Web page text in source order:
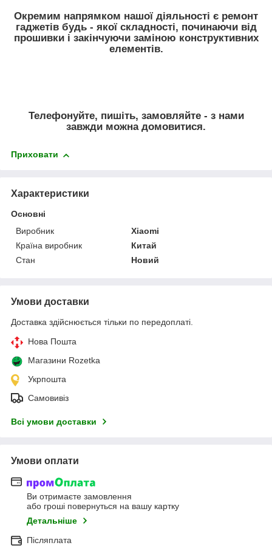
Окремим напрямком нашої діяльності є ремонт
гаджетів будь - якої складності, починаючи від
прошивки і закінчуючи заміною конструктивних
елементів.
Телефонуйте, пишіть, замовляйте - з нами
завжди можна домовитися.
Приховати
Характеристики
Основні
Виробник
Xiaomi
Країна виробник
Китай
Стан
Новий
Умови доставки
Доставка здійснюється тільки по передоплаті.
Нова Пошта
Магазини Rozetka
Укрпошта
Самовивіз
Всі умови доставки
Умови оплати
Ви отримаєте замовлення
або гроші повернуться на вашу картку
Детальніше
Післяплата